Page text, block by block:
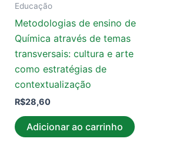
Educação
Metodologias de ensino de
Química através de temas
transversais: cultura e arte
como estratégias de
contextualização
R$28,60
Adicionar ao carrinho